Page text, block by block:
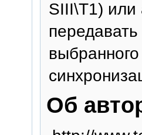
SIII\Т1) или
Об